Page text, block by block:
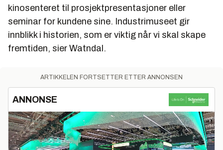
kinosenteret til prosjektpresentasjoner eller
seminar for kundene sine. Industrimuseet gir
innblikk i historien, som er viktig når vi skal skape
fremtiden, sier Watndal.
ARTIKKELEN FORTSETTER ETTER ANNONSEN
ANNONSE